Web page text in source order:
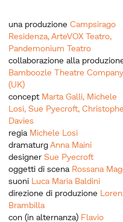
una produzione Campsirago
Residenza, ArteVOX Teatro,
Pandemonium Teatro
collaborazione alla
Bamboozle Theatre Company
(UK)
concept Marta Galli, Michele
Losi, Sue Pyecroft,
Davies
regia Michele Losi
dramaturgAnna Maini
designer Sue Pyecroft
oggetti di scena Rossana
suoni Luca Maria Baldini
direzione di produzione
Brambilla
con (in alternanza) Flavio